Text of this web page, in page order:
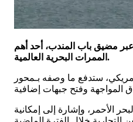
عبر مضيق باب المندب، أحد أهم
الممرات البحرية العالمية.
ستدفع ما وصفه بـمحور
الأحمر، وإشارة إلى إمكانية